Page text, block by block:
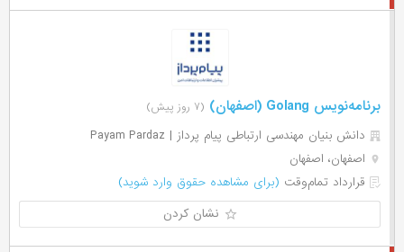
برنامه‌نویس Golang (اصفهان) (۷ روز پیش)
دانش بنیان مهندسی ارتباطی پیام پرداز | Payam Pardaz
اصفهان، اصفهان
قرارداد تمام‌وقت (برای مشاهده حقوق وارد شوید)
نشان کردن